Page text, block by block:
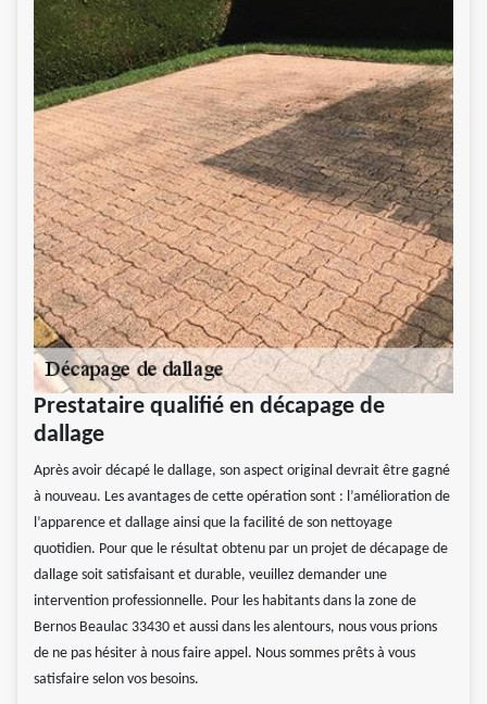
Prestataire qualifié en décapage de
dallage
Après avoir décapé le dallage, son aspect original devrait être gagné
à nouveau. Les avantages de cette opération sont : l’amélioration de
l’apparence et dallage ainsi que la facilité de son nettoyage
quotidien. Pour que le résultat obtenu par un projet de décapage de
dallage soit satisfaisant et durable, veuillez demander une
intervention professionnelle. Pour les habitants dans la zone de
Bernos Beaulac 33430 et aussi dans les alentours, nous vous prions
de ne pas hésiter à nous faire appel. Nous sommes prêts à vous
satisfaire selon vos besoins.